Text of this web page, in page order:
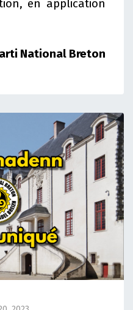
en application
National Breton